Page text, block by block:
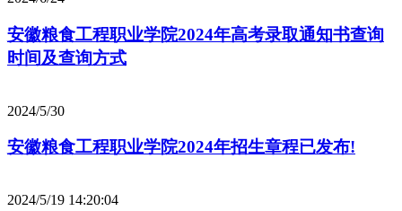
安徽粮食工程职业学院2024年高考录取通知书查询
时间及查询方式
2024/5/30
安徽粮食工程职业学院2024年招生章程已发布!
2024/5/19 14:20:04